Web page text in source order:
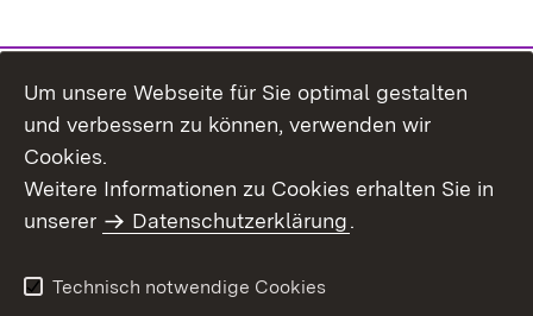
Um unsere Webseite für Sie optimal gestalten
und verbessern zu können, verwenden wir
Cookies.
Weitere Informationen zu Cookies erhalten Sie in
unserer
Datenschutzerklärung.
Technisch notwendige Cookies